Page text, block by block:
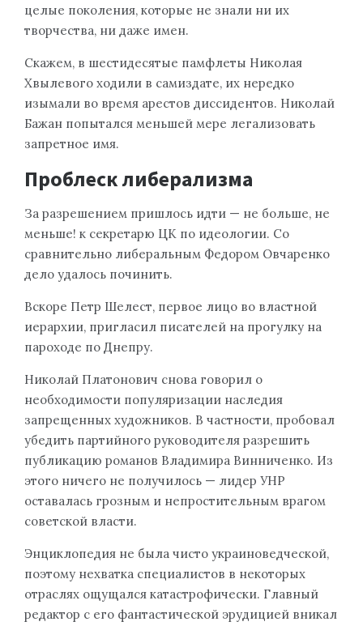
целые поколения, которые не знали ни их
творчества, ни даже имен.
Скажем, в шестидесятые памфлеты Николая
Хвылевого ходили в самиздате, их нередко
изымали во время арестов диссидентов. Николай
Бажан попытался меньшей мере легализовать
запретное имя.
Проблеск либерализма
За разрешением пришлось идти — не больше, не
меньше! к секретарю ЦК по идеологии. Со
сравнительно либеральным Федором Овчаренко
дело удалось починить.
Вскоре Петр Шелест, первое лицо во властной
иерархии, пригласил писателей на прогулку на
пароходе по Днепру.
Николай Платонович снова говорил о
необходимости популяризации наследия
запрещенных художников. В частности, пробовал
убедить партийного руководителя разрешить
публикацию романов Владимира Винниченко. Из
этого ничего не получилось — лидер УНР
оставалась грозным и непростительным врагом
советской власти.
Энциклопедия не была чисто украиноведческой,
поэтому нехватка специалистов в некоторых
отраслях ощущался катастрофически. Главный
редактор с его фантастической эрудицией вникал